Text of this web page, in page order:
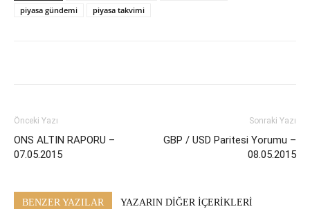
piyasa gündemi
piyasa takvimi
Önceki Yazı
ONS ALTIN RAPORU –
07.05.2015
Sonraki Yazı
GBP / USD Paritesi Yorumu –
08.05.2015
BENZER YAZILAR YAZARIN DİĞER İÇERİKLERİ